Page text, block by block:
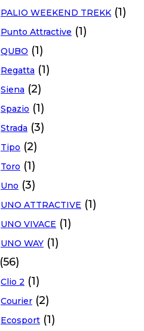
PALIO WEEKEND TREKK (1)
Punto Attractive (1)
QUBO (1)
Regatta (1)
Siena (2)
Spazio (1)
Strada (3)
Tipo (2)
Toro (1)
Uno (3)
UNO ATTRACTIVE (1)
UNO VIVACE (1)
UNO WAY (1)
(56)
Clio 2 (1)
Courier (2)
Ecosport (1)